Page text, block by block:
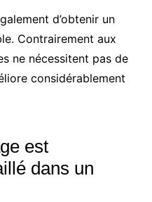
d’obtenir un
Contrairement aux
ne nécessitent pas de
considérablement
est
dans un